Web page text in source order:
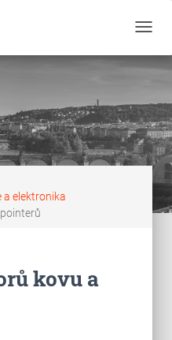
a elektronika
kovu a